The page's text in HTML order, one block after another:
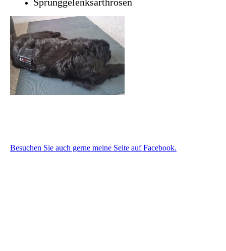
Besuchen Sie auch gerne meine Seite auf Facebook.